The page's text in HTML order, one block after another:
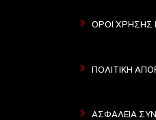
ΌΡΟΙ ΧΡΉΣΗΣ
ΠΟΛΙΤΙΚΉ
ΑΣΦΆΛΕΙΑ